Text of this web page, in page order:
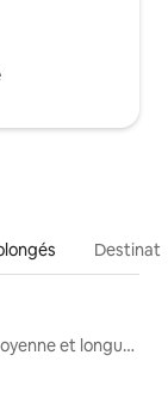
Locations moyenne et longue durée